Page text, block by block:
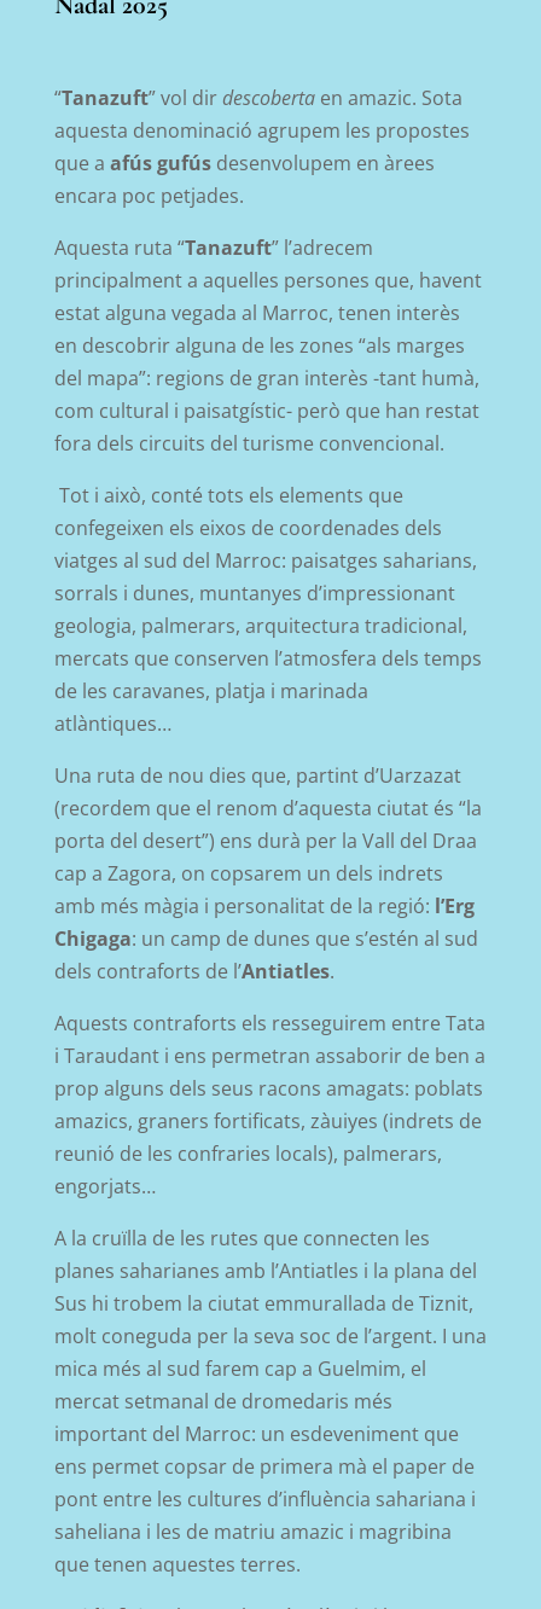
“Tanazuft” vol dirdescobertaen amazic. Sota
aquesta denominació agrupem les propostes
que a afús gufúsdesenvolupem en àrees
encara poc petjades.
Aquesta ruta “Tanazuft” l’adrecem
principalment a aquelles persones que, havent
estat alguna vegada al Marroc, tenen interès
en descobrir alguna de les zones “als marges
del mapa”: regions de gran interès -tant humà,
com cultural i paisatgístic- però que han restat
fora dels circuits del turisme convencional.
Tot i això, conté tots els elements que
confegeixen els eixos de coordenades dels
viatges al sud del Marroc: paisatges saharians,
sorrals i dunes, muntanyes d’impressionant
geologia, palmerars, arquitectura tradicional,
mercats que conserven l’atmosfera dels temps
de les caravanes, platja i marinada
atlàntiques…
Una ruta de nou dies que, partint d’Uarzazat
(recordem que el renom d’aquesta ciutat és “la
porta del desert”) ens durà per la Vall del Draa
cap a Zagora, on copsarem un dels indrets
amb més màgia i personalitat de la regió: l’Erg
Chigaga: un camp de dunes que s’estén al sud
dels contraforts de l’Antiatles.
Aquests contraforts els resseguirem entre Tata
i Taraudant i ens permetran assaborir de ben a
prop alguns dels seus racons amagats: poblats
amazics, graners fortificats, zàuiyes (indrets de
reunió de les confraries locals), palmerars,
engorjats…
A la cruïlla de les rutes que connecten les
planes saharianes amb l’Antiatles i la plana del
Sus hi trobem la ciutat emmurallada de Tiznit,
molt coneguda per la seva soc de l’argent. I una
mica més al sud farem cap a Guelmim, el
mercat setmanal de dromedaris més
important del Marroc: un esdeveniment que
ens permet copsar de primera mà el paper de
pont entre les cultures d’influència sahariana i
saheliana i les de matriu amazic i magribina
que tenen aquestes terres.